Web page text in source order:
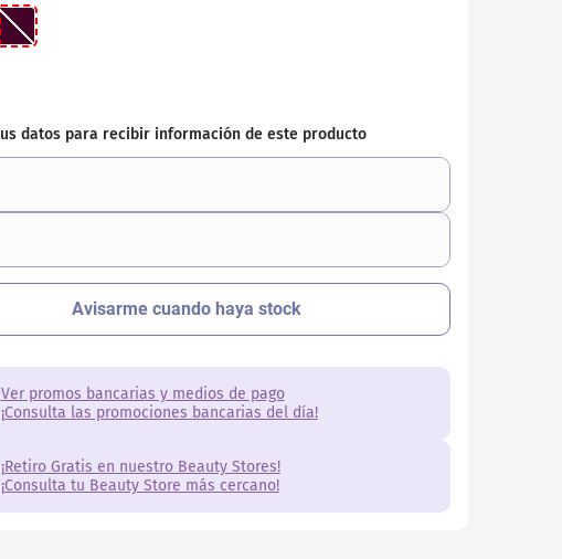
Ver promos bancarias y medios de pago
¡Consulta las promociones bancarias del día!
¡Retiro Gratis en nuestro Beauty Stores!
¡Consulta tu Beauty Store más cercano!